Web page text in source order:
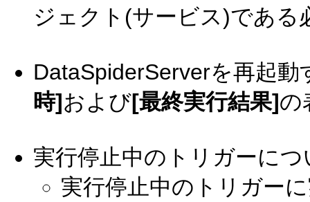
ジェクト(サービス)である
DataSpiderServerを再起
時]および[最終実行結果]の
実行停止中のトリガーにつ
実行停止中のトリガー